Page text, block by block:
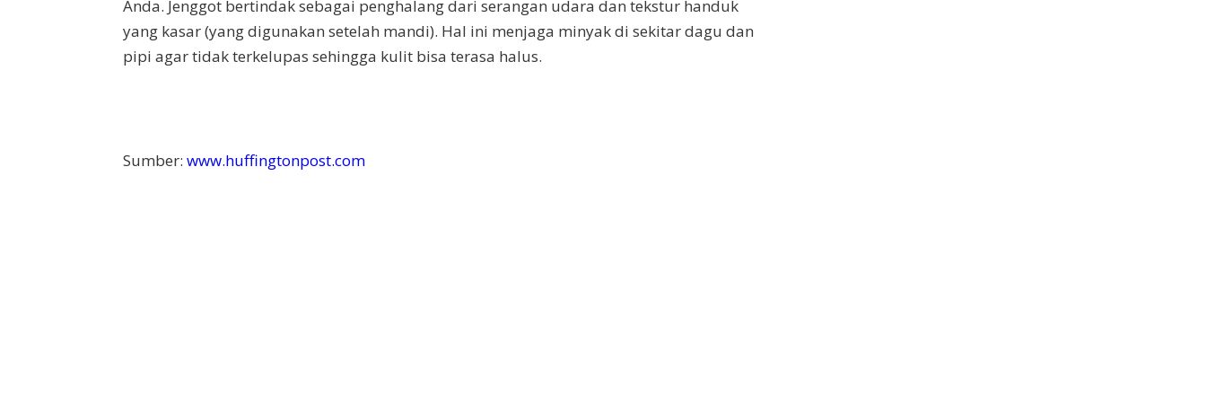
Anda. Jenggot bertindak sebagai penghalang dari serangan udara dan tekstur handuk
yang kasar (yang digunakan setelah mandi). Hal ini menjaga minyak di sekitar dagu dan
pipi agar tidak terkelupas sehingga kulit bisa terasa halus.
Sumber: www.huffingtonpost.com